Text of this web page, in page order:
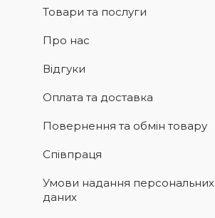
Товари та послуги
Про нас
Відгуки
Оплата та доставка
Повернення та обмін товару
Співпраця
Умови надання персональних
даних